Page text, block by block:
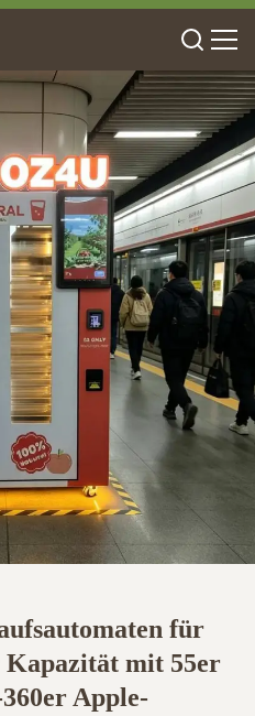
für
mit 55er
Apple-